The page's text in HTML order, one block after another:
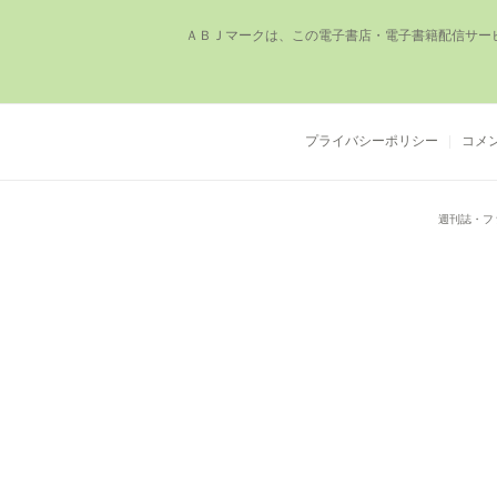
ＡＢＪマークは、この電⼦書店・電⼦書籍配信サ
プライバシーポリシー コメ
週刊誌・フ